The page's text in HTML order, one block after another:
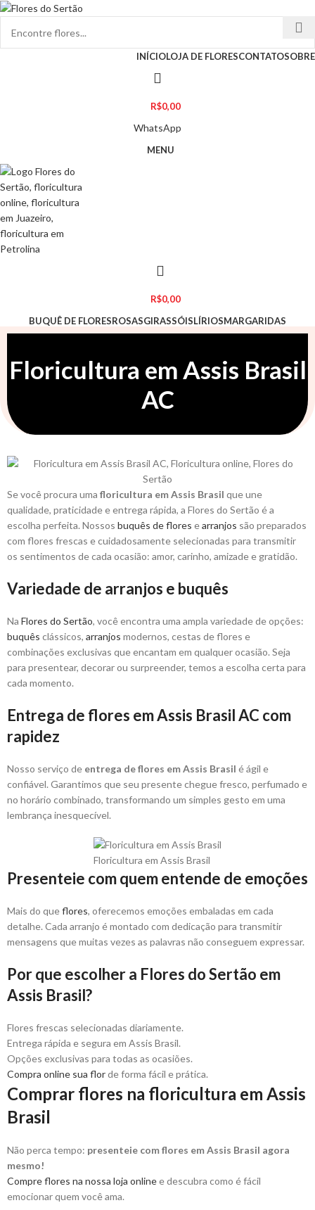
INÍCIOLOJA DE FLORESCONTATOSOBRE
R$0,00
WhatsApp
MENU
R$0,00
BUQUÊ DE FLORESROSASGIRASSÓISLÍRIOSMARGARIDAS
ASTROMÉLIASORQUÍDEASLISIANTOARRANJOESPECIAIS
Floricultura em Assis Brasil
AC
Se você procura uma floricultura em Assis Brasil que une
qualidade, praticidade e entrega rápida, a Flores do Sertão é a
escolha perfeita. Nossos buquês de flores earranjos são preparados
com flores frescas e cuidadosamente selecionadas para transmitir
os sentimentos de cada ocasião: amor, carinho, amizade e gratidão.
Variedade de arranjos e buquês
Na Flores do Sertão, você encontra uma ampla variedade de opções:
buquês clássicos, arranjos modernos, cestas de flores e
combinações exclusivas que encantam em qualquer ocasião. Seja
para presentear, decorar ou surpreender, temos a escolha certa para
cada momento.
Entrega de flores em Assis Brasil AC com
rapidez
Nosso serviço de entrega de flores em Assis Brasil é ágil e
confiável. Garantimos que seu presente chegue fresco, perfumado e
no horário combinado, transformando um simples gesto em uma
lembrança inesquecível.
Floricultura em Assis Brasil
Presenteie com quem entende de emoções
Mais do queflores, oferecemos emoções embaladas em cada
detalhe. Cada arranjo é montado com dedicação para transmitir
mensagens que muitas vezes as palavras não conseguem expressar.
Por que escolher a Flores do Sertão em
Assis Brasil?
Flores frescas selecionadas diariamente.
Entrega rápida e segura em Assis Brasil.
Opções exclusivas para todas as ocasiões.
Compra online sua florde forma fácil e prática.
Comprar flores na floricultura em Assis
Brasil
Não perca tempo: presenteie com flores em Assis Brasil agora
mesmo!
Compre flores na nossa loja onlinee descubra como é fácil
emocionar quem você ama.